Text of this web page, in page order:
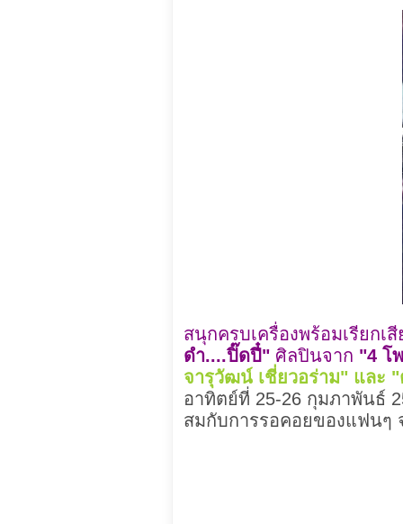
สนุกครบเครื่องพร้อมเรียกเ
ดำ....ปิ๊ดปี๋" ศิลปินจาก "4 โ
จารุวัฒน์ เชี่ยวอร่าม" และ
อาทิตย์ที่ 25-26 กุมภาพันธ์
สมกับการรอคอยของแฟนๆ